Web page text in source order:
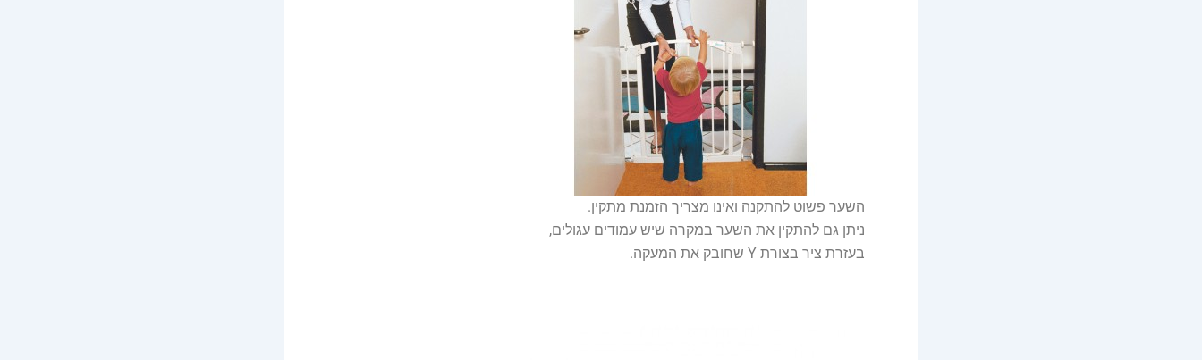
השער פשוט להתקנה ואינו מצריך הזמנת מתקין.
ניתן גם להתקין את השער במקרה שיש עמודים עגולים,
בעזרת ציר בצורת Y שחובק את המעקה.